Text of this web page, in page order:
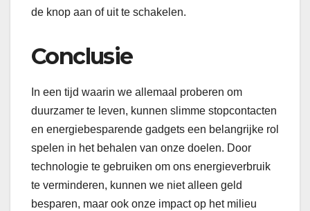
de knop aan of uit te schakelen.
Conclusie
In een tijd waarin we allemaal proberen om
duurzamer te leven, kunnen slimme stopcontacten
en energiebesparende gadgets een belangrijke rol
spelen in het behalen van onze doelen. Door
technologie te gebruiken om ons energieverbruik
te verminderen, kunnen we niet alleen geld
besparen, maar ook onze impact op het milieu